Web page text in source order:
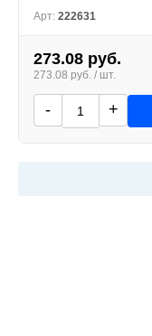
Арт: 222631
273.08 руб.
273.08 руб. / шт.
- +